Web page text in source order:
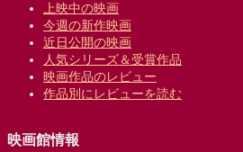
上映中の映画
今週の新作映画
近日公開の映画
人気シリーズ＆受賞作品
映画作品のレビュー
作品別にレビューを読む
映画館情報